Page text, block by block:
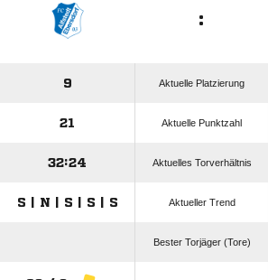
:
9 Aktuelle Platzierung
21 Aktuelle Punktzahl
32:24 Aktuelles Torverhältnis
S | N | S | S | S Aktueller Trend
Bester Torjäger (Tore)